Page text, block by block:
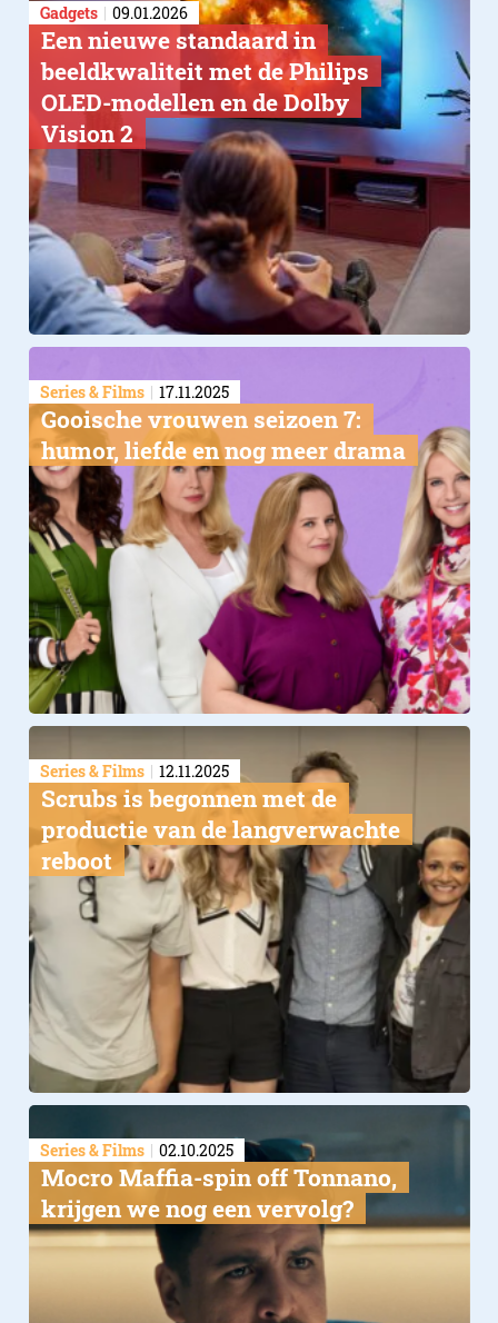
Gadgets 09.01.2026
Een nieuwe standaard in
beeldkwaliteit met de Philips
OLED-modellen en de Dolby
Vision 2
Series & Films 17.11.2025
Gooische vrouwen seizoen 7:
humor, liefde en nog meer drama
Series & Films 12.11.2025
Scrubs is begonnen met de
productie van de langverwachte
reboot
Series & Films 02.10.2025
Mocro Maffia-spin off Tonnano,
krijgen we nog een vervolg?